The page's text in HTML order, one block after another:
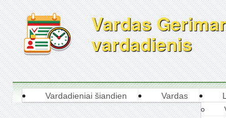
Vardas
vardadienis
Vardadieniai šiandien Vardas